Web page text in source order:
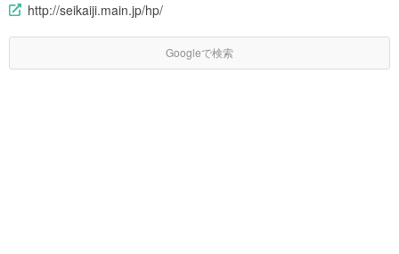
http://seikaiji.main.jp/hp/
Googleで検索